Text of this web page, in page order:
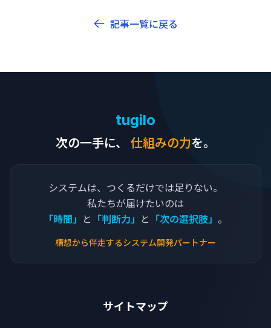
記事一覧に戻る
tugilo
次の一手に、
仕組みの力を。
システムは、つくるだけでは足りない。
私たちが届けたいのは
「時間」 と 「判断力」 と 「次の選択肢」 。
構想から伴走するシステム開発パートナー
サイトマップ